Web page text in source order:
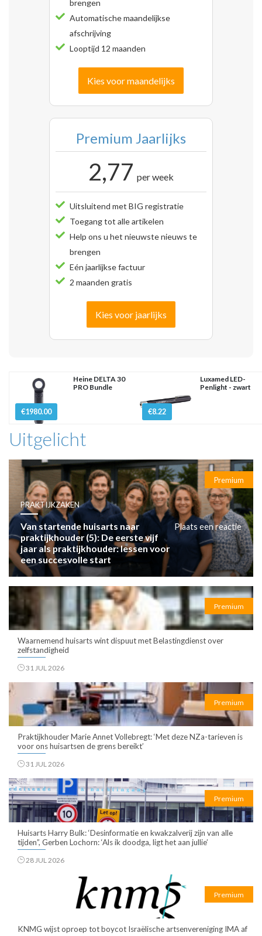
brengen
Automatische maandelijkse
afschrijving
Looptijd 12 maanden
Kies voor maandelijks
Premium Jaarlijks
2,77 per week
Uitsluitend met BIG registratie
Toegang tot alle artikelen
Help ons u het nieuwste nieuws te
brengen
Eén jaarlijkse factuur
2 maanden gratis
Kies voor jaarlijks
€1980.00
Heine DELTA 30
PRO Bundle
€8.22
Luxamed LED-
Penlight - zwart
Uitgelicht
Premium
PRAKTIJKZAKEN
Van startende huisarts naar
praktijkhouder (5): De eerste vijf
jaar als praktijkhouder: lessen voor
een succesvolle start
Plaats een reactie
Premium
Waarnemend huisarts wint dispuut met Belastingdienst over
zelfstandigheid
31 JUL 2026
Premium
Praktijkhouder Marie Annet Vollebregt: ‘Met deze NZa-tarieven is
voor ons huisartsen de grens bereikt’
31 JUL 2026
Premium
Huisarts Harry Bulk: ‘Desinformatie en kwakzalverij zijn van alle
tijden”, Gerben Lochorn: ‘Als ik doodga, ligt het aan jullie’
28 JUL 2026
Premium
KNMG wijst oproep tot boycot Israëlische artsenvereniging IMA af